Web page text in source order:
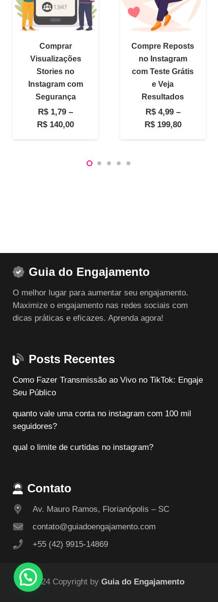
Comprar
Visualizações
Stories no
Instagram com
Segurança
R$1,79 –
R$140,00Faixa
R$ 1,79
Compre Reposts
no Instagram
com Teste Grátis
e Veja
Resultados
R$4,99 –
R$199,80Faixa
Guia do Engajamento
O melhor lugar para aumentar seu engajamento.
Maximize o engajamento nas redes sociais com
dicas práticas e eficazes. Aprenda agora!
Posts Recentes
Como Fazer Transmissão ao Vivo no TikTok: Engaje
Seu Público
quanto vale uma conta no instagram com 100 mil
seguidores?
qual o limite de curtidas no instagram?
Contato
Av. Mauro Ramos, Florianópolis – SC
contato@guiadoengajamento.com
+55 (42) 9915-14869
© 2024 Copyright by Guia do Engajamento